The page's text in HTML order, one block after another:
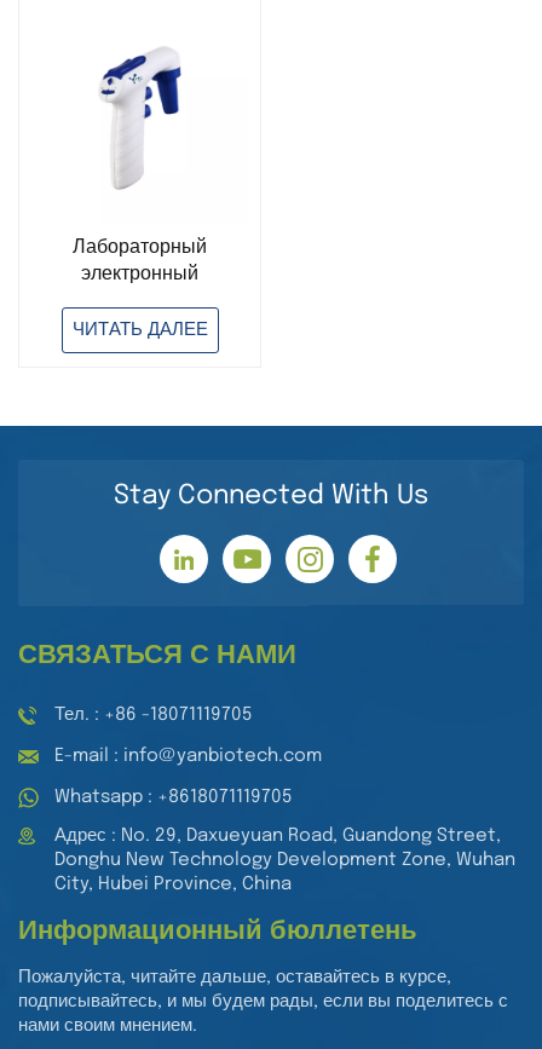
Лабораторный
электронный
электронных пипеток,
многофункциональная
ЧИТАТЬ ДАЛЕЕ
Stay Connected With Us
СВЯЗАТЬСЯ С НАМИ
Тел. : +86 -18071119705
E-mail : info@yanbiotech.com
Whatsapp : +8618071119705
Адрес : No. 29, Daxueyuan Road, Guandong Street,
Donghu New Technology Development Zone, Wuhan
City, Hubei Province, China
Информационный бюллетень
Пожалуйста, читайте дальше, оставайтесь в курсе,
подписывайтесь, и мы будем рады, если вы поделитесь с
нами своим мнением.